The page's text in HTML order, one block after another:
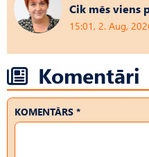
Cik mēs viens
15:01, 2. Aug,
Komentāri
KOMENTĀRS *